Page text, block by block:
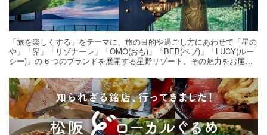
「旅を楽しくする」をテーマに、旅の目的や過ごし方にあわせて「星の
や」「界」「リゾナーレ」「OMO(おも)」「BEB(ベブ)」「LUCY(ルー
シー)」の 6 つのブランドを展開する星野リゾート。その魅力をお届け